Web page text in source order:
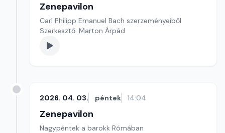
Zenepavilon
Carl Philipp Emanuel Bach szerzeményeiből
Szerkesztő: Marton Árpád
2026. 04. 03. péntek 14:04
Zenepavilon
Nagypéntek a barokk Rómában